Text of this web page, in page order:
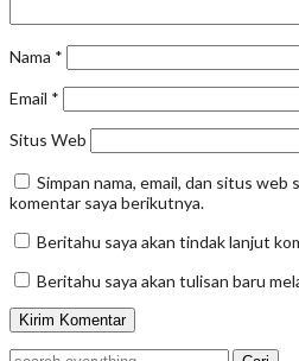
Nama *
Email *
Situs Web
Simpan nama, email, dan situs web
komentar saya berikutnya.
Beritahu saya akan tindak lanjut
Beritahu saya akan tulisan baru